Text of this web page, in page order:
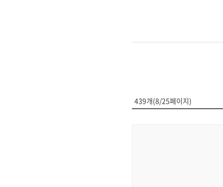
439개(8/25페이지)